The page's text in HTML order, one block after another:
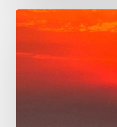
Todos
días
(te
doy